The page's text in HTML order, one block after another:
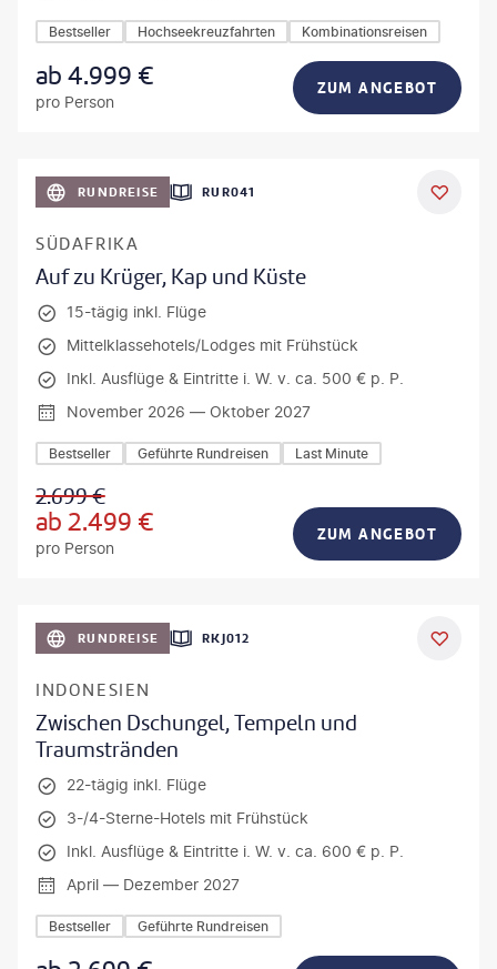
Bestseller Hochseekreuzfahrten Kombinationsreisen
ab4.999 €
pro Person
ZUM ANGEBOT
DEAL
RUNDREISE RUR041
SÜDAFRIKA
Auf zu Krüger, Kap und Küste
15-tägig inkl. Flüge
Mittelklassehotels/Lodges mit Frühstück
Inkl. Ausflüge & Eintritte i. W. v. ca. 500 € p. P.
November 2026 — Oktober 2027
Bestseller Geführte Rundreisen Last Minute
2.699€
ab2.499 €
pro Person
ZUM ANGEBOT
RUNDREISE RKJ012
INDONESIEN
Zwischen Dschungel, Tempeln und
Traumstränden
22-tägig inkl. Flüge
3-/4-Sterne-Hotels mit Frühstück
Inkl. Ausflüge & Eintritte i. W. v. ca. 600 € p. P.
April — Dezember 2027
Bestseller Geführte Rundreisen